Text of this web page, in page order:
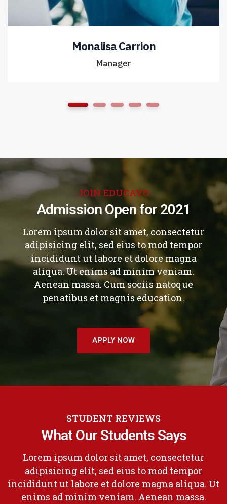
Monalisa Carrion
Manager
1 2 3 4 5
JOIN EDUCAVO
Admission Open for 2021
Lorem ipsum dolor sit amet, consectetur
adipisicing elit, sed eius to mod tempor
incididunt ut labore et dolore magna
aliqua. Ut enims ad minim veniam.
Aenean massa. Cum sociis natoque
penatibus et magnis education.
APPLY NOW
STUDENT REVIEWS
What Our Students Says
Lorem ipsum dolor sit amet, consectetur
adipisicing elit, sed eius to mod tempor
incididunt ut labore et dolore magna aliqua. Ut
enims ad minim veniam. Aenean massa.